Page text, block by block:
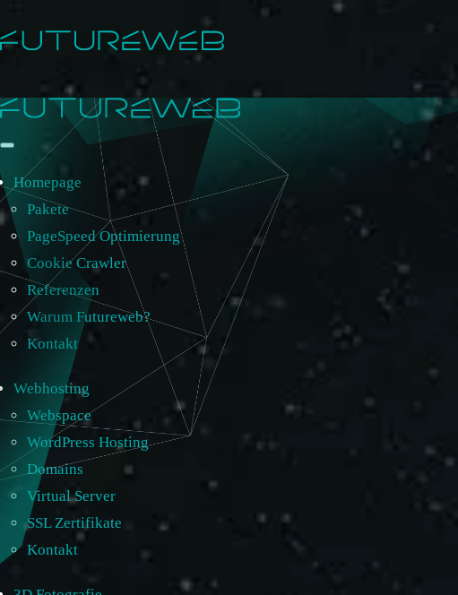
Homepage
Pakete
PageSpeed Optimierung
Cookie Crawler
Referenzen
Warum Futureweb?
Kontakt
Webhosting
Webspace
WordPress Hosting
Domains
Virtual Server
SSL Zertifikate
Kontakt